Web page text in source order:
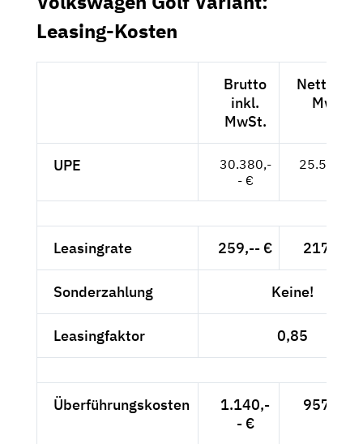
Leasing-Kosten
Brutto
inkl.
MwSt.
Netto
MwSt.
UPE
30.380,-
- €
25.529,--
Leasingrate 259,-- € 217,65 €
Sonderzahlung Keine!
Leasingfaktor 0,85
Überführungskosten
1.140,-
- €
957,98 €